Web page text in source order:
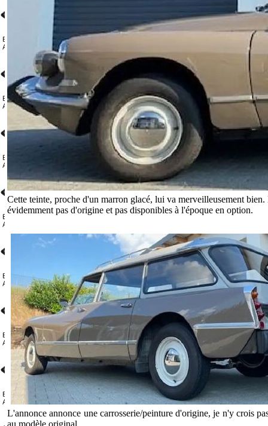
Cette teinte, proche d'un marron glacé, lui va merveilleusement
évidemment pas d'origine et pas disponibles à l'époque en option.
L'annonce annonce une carrosserie/peinture d'origine, je n'y crois
au modèle original.